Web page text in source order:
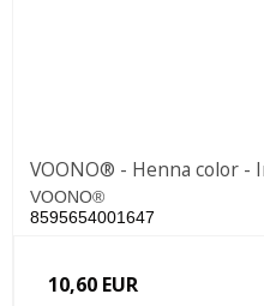
VOONO® - Henna color -
VOONO®
8595654001647
10,60 EUR